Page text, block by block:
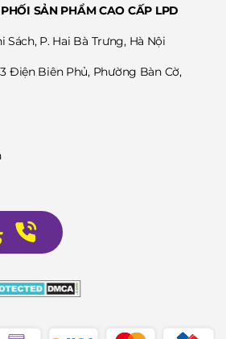
SẢN PHẨM CAO CẤP LPD
Sách, P. Hai Bà Trưng, Hà Nội
Điện Biên Phủ, Phường Bàn Cờ,